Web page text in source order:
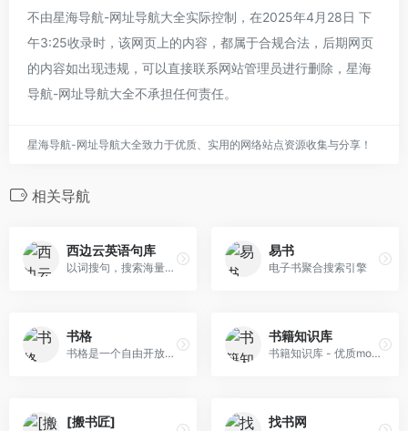
不由星海导航-网址导航大全实际控制，在2025年4月28日 下
午3:25收录时，该网页上的内容，都属于合规合法，后期网页
的内容如出现违规，可以直接联系网站管理员进行删除，星海
导航-网址导航大全不承担任何责任。
星海导航-网址导航大全致力于优质、实用的网络站点资源收集与分享！
相关导航
西边云英语句库
以词搜句，搜索海量句子
易书
电子书聚合搜索引擎
书格
书格是一个自由开放的在线古籍图书馆。致力于开放式分享、介绍、推荐有价值的古籍善本，并鼓励将文化艺术作品数字化归档。
书籍知识库
书籍知识库 - 优质mobi,azw3,TXT,PDF,epub格式电子书分享站
[搬书匠] 找书网